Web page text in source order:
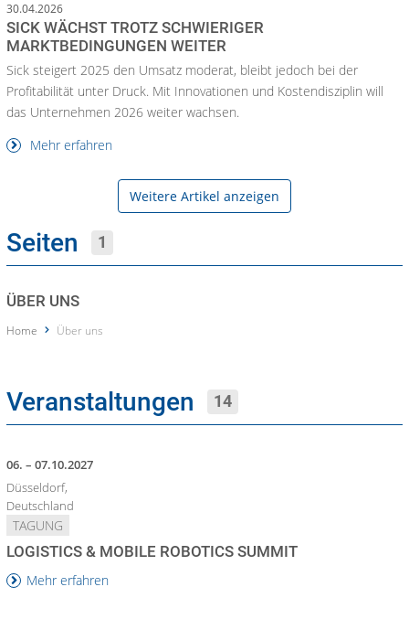
30.04.2026
SICK WÄCHST TROTZ SCHWIERIGER
MARKTBEDINGUNGEN WEITER
Sick steigert 2025 den Umsatz moderat, bleibt jedoch bei der
Profitabilität unter Druck. Mit Innovationen und Kostendisziplin will
das Unternehmen 2026 weiter wachsen.
Mehr erfahren
Weitere Artikel anzeigen
Seiten 1
ÜBER UNS
Home Über uns
Veranstaltungen 14
06. – 07.10.2027
Düsseldorf,
Deutschland
TAGUNG
LOGISTICS & MOBILE ROBOTICS SUMMIT
Mehr erfahren